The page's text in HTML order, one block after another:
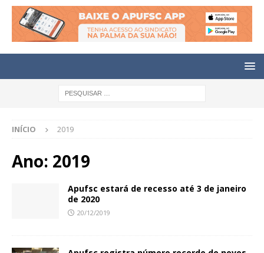
INÍCIO 2019
Ano: 2019
Apufsc estará de recesso até 3 de janeiro
de 2020
20/12/2019